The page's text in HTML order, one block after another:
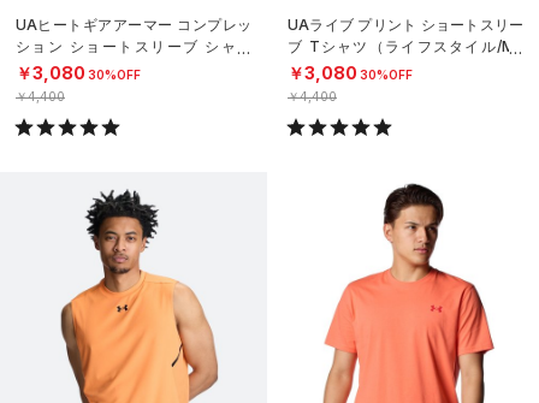
UAヒートギアアーマー コンプレッ
ション ショートスリーブ シャツ
（トレーニング/MEN）
￥3,080 30%OFF
￥4,400
UAライブ プリント ショートスリー
ブ Tシャツ（ライフスタイル/ME
N）
￥3,080 30%OFF
￥4,400